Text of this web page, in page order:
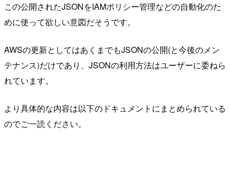
この公開されたJSONをIAMポリシー管理などの自動化のた
めに使って欲しい意図だそうです。
AWSの更新としてはあくまでもJSONの公開(と今後のメン
テナンス)だけであり、JSONの利用方法はユーザーに委ねら
れています。
より具体的な内容は以下のドキュメントにまとめられている
のでご一読ください。